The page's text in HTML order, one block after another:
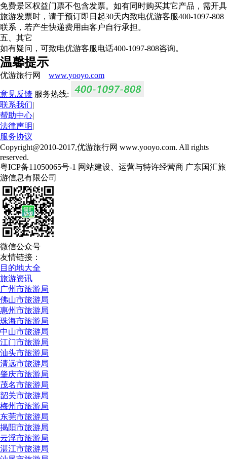
免费景区权益门票不包含发票。如有同时购买其它产品，需开具
旅游发票时，请于预订即日起30天内致电优游客服400-1097-808
联系，若产生快递费用由客户自行承担。
五、其它
如有疑问，可致电优游客服电话400-1097-808咨询。
温馨提示
优游旅行网 www.yooyo.com
意见反馈 服务热线:
联系我们|
帮助中心|
法律声明|
服务协议
Copyright@2010-2017,优游旅行网 www.yooyo.com. All rights
reserved.
粤ICP备11050065号-1 网站建设、运营与特许经营商 广东国汇旅
游信息有限公司
微信公众号
友情链接：
目的地大全
旅游资讯
广州市旅游局
佛山市旅游局
惠州市旅游局
珠海市旅游局
中山市旅游局
江门市旅游局
汕头市旅游局
清远市旅游局
肇庆市旅游局
茂名市旅游局
韶关市旅游局
梅州市旅游局
东莞市旅游局
揭阳市旅游局
云浮市旅游局
湛江市旅游局